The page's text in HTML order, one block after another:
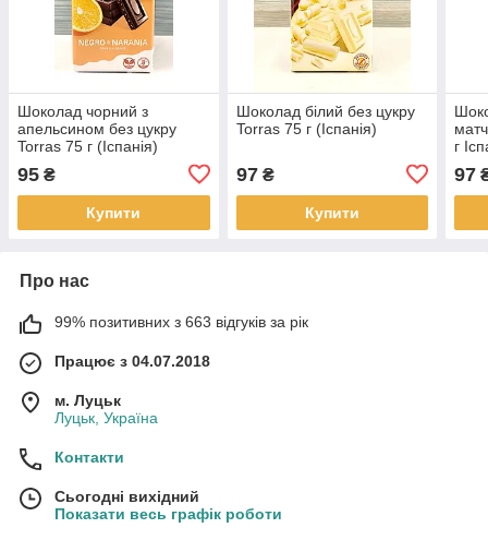
Шоколад чорний з
апельсином без цукру
Torras 75 г (Іспанія)
95 ₴
Купити
Шоколад білий без цукру
Torras 75 г (Іспанія)
97₴
Купити
г
97
Про нас
99% позитивних з 663 відгуків за рік
Працює з 04.07.2018
м. Луцьк
Луцьк, Україна
Контакти
Сьогодні вихідний
Показати весь графік роботи